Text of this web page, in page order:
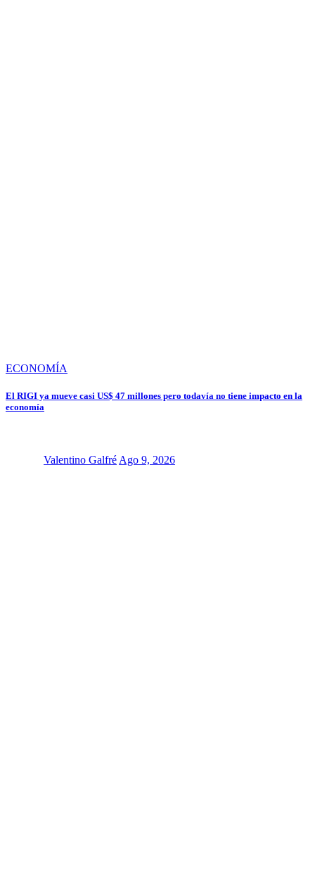
ECONOMÍA
El RIGI ya mueve casi US$ 47 millones pero todavía no tiene impacto en la
economía
Valentino Galfré Ago 9, 2026